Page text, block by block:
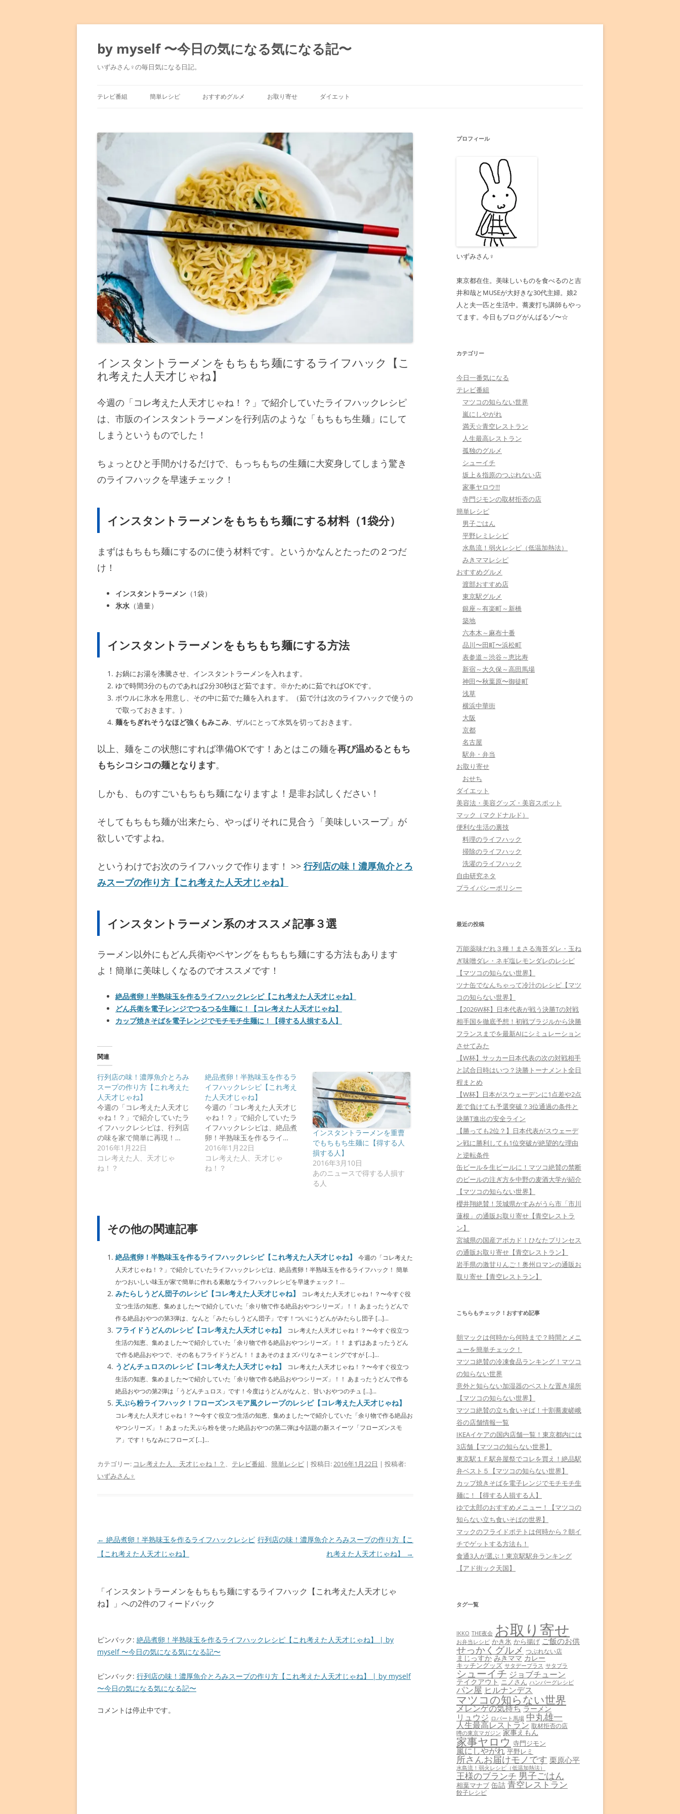
コ
テ
ン
ツ
ス
by myself 〜今日の気になる気になる記〜
いずみさん♀の毎日気になる日記。
テレビ番組
満天☆青空レストラン
孤独のグルメ
簡単レシピ
男子ごはん
おすすめグルメ
表参道～渋谷～恵比寿
六本木～麻布十番
お取り寄せ ダイエット
インスタントラーメンをもちもち麺にするライフハック【こ
れ考えた人天才じゃね】
今週の「コレ考えた人天才じゃね！？」で紹介していたライフハックレシピ
は、市販のインスタントラーメンを行列店のような「もちもち生麺」にして
しまうというものでした！
ちょっとひと手間かけるだけで、もっちもちの生麺に大変身してしまう驚き
のライフハックを早速チェック！
インスタントラーメンをもちもち麺にする材料（1袋分）
まずはもちもち麺にするのに使う材料です。というかなんとたったの２つだ
け！
インスタントラーメン （1袋）
氷水 （適量）
インスタントラーメンをもちもち麺にする方法
お鍋にお湯を沸騰させ、インスタントラーメンを入れます。
ゆで時間3分のものであれば2分30秒ほど茹でます。※かために茹でればOKです。
ボウルに氷水を用意し、その中に茹でた麺を入れます。（茹で汁は次のライフハックで使うの
で取っておきます。）
麺をちぎれそうなほど強くもみこみ 、ザルにとって水気を切っておきます。
以上、麺をこの状態にすれば準備OKです！あとはこの麺を再び温めるともち
もちシコシコの麺となります。
しかも、ものすごいもちもち麺になりますよ！是非お試しください！
そしてもちもち麺が出来たら、やっぱりそれに見合う「美味しいスープ」が
欲しいですよね。
というわけでお次のライフハックで作ります！ >> 行列店の味！濃厚魚介とろ
みスープの作り方【これ考えた人天才じゃね】
インスタントラーメン系のオススメ記事３選
ラーメン以外にもどん兵衛やペヤングをもちもち麺にする方法もあります
よ！簡単に美味しくなるのでオススメです！
絶品煮卵！半熟味玉を作るライフハックレシピ【これ考えた人天才じゃね】
どん兵衛を電子レンジでつるつる生麺に！【コレ考えた人天才じゃね】
カップ焼きそばを電子レンジでモチモチ生麺に！【得する人損する人】
関連
行列店の味！濃厚魚介とろみ
スープの作り方【これ考えた
人天才じゃね】
今週の「コレ考えた人天才じ
ゃね！？」で紹介していたラ
イフハックレシピは、行列店
の味を家で簡単に再現！…
2016年1月22日
コレ考えた人、天才じゃ
ね！？
絶品煮卵！半熟味玉を作るラ
イフハックレシピ【これ考え
た人天才じゃね】
今週の「コレ考えた人天才じ
ゃね！？」で紹介していたラ
イフハックレシピは、絶品煮
卵！半熟味玉を作るライ…
2016年1月22日
コレ考えた人、天才じゃ
ね！？
インスタントラーメンを重曹
でもちもち生麺に【得する人
損する人】
2016年3月10日
あのニュースで得する人損す
る人
その他の関連記事
絶品煮卵！半熟味玉を作るライフハックレシピ【これ考えた人天才じゃね】
今週の「コレ考えた
人天才じゃね！？」で紹介していたライフハックレシピは、絶品煮卵！半熟味玉を作るライフハック！ 簡単
かつおいしい味玉が家で簡単に作れる素敵なライフハックレシピを早速チェック！...
みたらしうどん団子のレシピ【コレ考えた人天才じゃね】
コレ考えた人天才じゃね！？〜今すぐ役
立つ生活の知恵、集めました〜で紹介していた「余り物で作る絶品おやつシリーズ」！！ あまったうどんで
作る絶品おやつの第3弾は、なんと「みたらしうどん団子」です！ついにうどんがみたらし団子 […]...
フライドうどんのレシピ【コレ考えた人天才じゃね】
コレ考えた人天才じゃね！？〜今すぐ役立つ
生活の知恵、集めました〜で紹介していた「余り物で作る絶品おやつシリーズ」！！ まずはあまったうどん
で作る絶品おやつで、その名もフライドうどん！！まあそのままズバリなネーミングですが […]...
うどんチュロスのレシピ【コレ考えた人天才じゃね】
コレ考えた人天才じゃね！？〜今すぐ役立つ
生活の知恵、集めました〜で紹介していた「余り物で作る絶品おやつシリーズ」！！ あまったうどんで作る
絶品おやつの第2弾は「うどんチュロス」です！今度はうどんがなんと、甘いおやつのチュ […]...
天ぷら粉ライフハック！フローズンスモア風クレープのレシピ【コレ考えた人天才じゃね】
コレ考えた人天才じゃね！？〜今すぐ役立つ生活の知恵、集めました〜で紹介していた「余り物で作る絶品お
やつシリーズ」！ あまった天ぷら粉を使った絶品おやつの第二弾は今話題の新スイーツ「フローズンスモ
ア」です！ちなみにフローズ […]...
カテゴリー: コレ考えた人、天才じゃね！？ 、 テレビ番組、 簡単レシピ | 投稿日:2016年1月22日 | 投稿者:
いずみさん♀
投
稿
ー
ョ
ン
← 絶品煮卵！半熟味玉を作るライフハックレシピ
【これ考えた人天才じゃね】
行列店の味！濃厚魚介とろみスープの作り方【こ
れ考えた人天才じゃね】
→
「インスタントラーメンをもちもち麺にするライフハック【これ考えた人天才じゃ
ね】
」への2件のフィードバック
ピンバック: 絶品煮卵！半熟味玉を作るライフハックレシピ【これ考えた人天才じゃね】 | by
myself 〜今日の気になる気になる記〜
ピンバック: 行列店の味！濃厚魚介とろみスープの作り方【これ考えた人天才じゃね】 | by myself
〜今日の気になる気になる記〜
コメントは停止中です。
プロフィール
いずみさん♀
東京都在住。美味しいものを食べるのと吉
井和哉とMUSEが大好きな30代主婦。娘2
人と夫一匹と生活中。蕎麦打ち講師もやっ
てます。今日もブログがんばるゾ〜☆
カテゴリー
今日一番気になる
テレビ番組
マツコの知らない世界
嵐にしやがれ
満天☆青空レストラン
人生最高レストラン
孤独のグルメ
シューイチ
坂上＆指原のつぶれない店
家事ヤロウ!!!
寺門ジモンの取材拒否の店
簡単レシピ
男子ごはん
平野レミレシピ
水島流！弱火レシピ（低温加熱法）
みきママレシピ
おすすめグルメ
渡部おすすめ店
東京駅グルメ
銀座～有楽町～新橋
築地
六本木～麻布十番
品川〜田町〜浜松町
表参道～渋谷～恵比寿
新宿～大久保～高田馬場
神田〜秋葉原〜御徒町
浅草
横浜中華街
大阪
京都
名古屋
駅弁・弁当
お取り寄せ
おせち
ダイエット
美容法・美容グッズ・美容スポット
マック（マクドナルド）
便利な生活の裏技
料理のライフハック
掃除のライフハック
洗濯のライフハック
自由研究ネタ
プライバシーポリシー
最近の投稿
万能薬味だれ３種！まさる海苔ダレ・玉ね
ぎ味噌ダレ・ネギ塩レモンダレのレシピ
【マツコの知らない世界】
ツナ缶でなんちゃって冷汁のレシピ【マツ
コの知らない世界】
【2026W杯】日本代表が戦う決勝Tの対戦
相手国を徹底予想！初戦ブラジルから決勝
フランスまでを最新AIにシミュレーション
させてみた
【W杯】サッカー日本代表の次の対戦相手
と試合日時はいつ？決勝トーナメント全日
程まとめ
【W杯】日本がスウェーデンに1点差や2点
差で負けても予選突破？3位通過の条件と
決勝T進出の安全ライン
【勝っても2位？】日本代表がスウェーデ
ン戦に勝利しても1位突破が絶望的な理由
と逆転条件
缶ビールを生ビールに！マツコ絶賛の禁断
のビールの注ぎ方を中野の麦酒大学が紹介
【マツコの知らない世界】
櫻井翔絶賛！茨城県かすみがうら市「市川
蓮根」の通販お取り寄せ【青空レストラ
ン】
宮城県の国産アボカド！ひなたプリンセス
の通販お取り寄せ【青空レストラン】
岩手県の激甘りんご！奥州ロマンの通販お
取り寄せ【青空レストラン】
こちらもチェック！おすすめ記事
朝マックは何時から何時まで？時間とメニ
ューを簡単チェック！
マツコ絶賛の冷凍食品ランキング！マツコ
の知らない世界
意外と知らない加湿器のベストな置き場所
【マツコの知らない世界】
マツコ絶賛の立ち食いそば！十割蕎麦嵯峨
谷の店舗情報一覧
IKEAイケアの国内店舗一覧！東京都内には
3店舗【マツコの知らない世界】
東京駅１Ｆ駅弁屋祭でコレを買え！絶品駅
弁ベスト５【マツコの知らない世界】
カップ焼きそばを電子レンジでモチモチ生
麺に！【得する人損する人】
ゆで太郎のおすすめメニュー！【マツコの
知らない立ち食いそばの世界】
マックのフライドポテトは何時から？朝イ
チでゲットする方法も！
食通3人が選ぶ！東京駅駅弁ランキング
【アド街ック天国】
タグ一覧
IKKO THE夜会 お取り寄せ
お弁当レシピ かき氷 から揚げ ご飯のお供
せっかくグルメ つぶれない店
まじっすか みきママ カレー
キッチングッズ サタデープラス サタプラ
シューイチ ジョブチューン
テイクアウト ニノさん ハンバーグレシピ
パン屋 ヒルナンデス
マツコの知らない世界
メレンゲの気持ち ラーメン
リュウジ ロバート馬場 中丸雄一
人生最高レストラン 取材拒否の店
噂の東京マガジン 家事えもん
家事ヤロウ 寺門ジモン
嵐にしやがれ 平野レミ
所さんお届けモノです 栗原心平
水島流！弱火レシピ（低温加熱法）
王様のブランチ 男子ごはん
相葉マナブ 缶詰 青空レストラン
餃子レシピ